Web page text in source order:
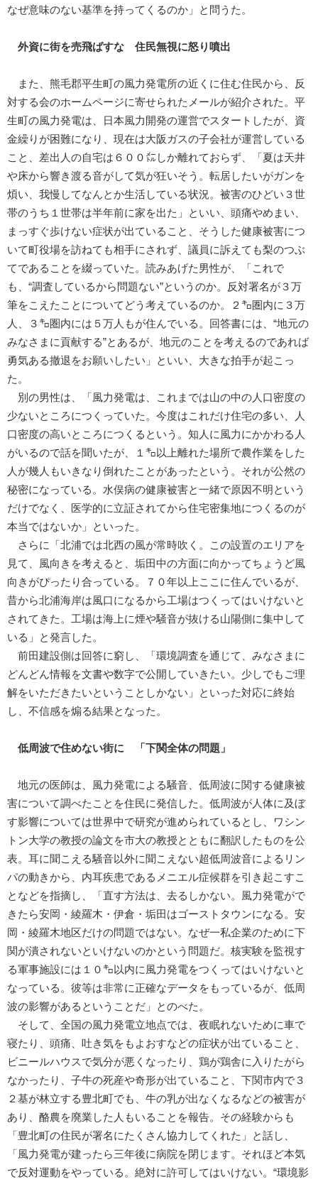
なぜ意味のない基準を持ってくるのか」と問うた。
外資に街を売飛ばすな 住民無視に怒り噴出
また、熊毛郡平生町の風力発電所の近くに住む住民から、反
対する会のホームページに寄せられたメールが紹介された。平
生町の風力発電は、日本風力開発の運営でスタートしたが、資
金繰りが困難になり、現在は大阪ガスの子会社が運営している
こと、差出人の自宅は６００㍍しか離れておらず、「夏は天井
や床から響き渡る音がして気が狂いそう。転居したいがガンを
煩い、我慢してなんとか生活している状況。被害のひどい３世
帯のうち１世帯は半年前に家を出た」といい、頭痛やめまい、
まっすぐ歩けない症状が出ていること、そうした健康被害につ
いて町役場を訪ねても相手にされず、議員に訴えても梨のつぶ
てであることを綴っていた。読みあげた男性が、「これで
も、“調査しているから問題ない”というのか。反対署名が３万
筆をこえたことについてどう考えているのか。２㌔圏内に３万
人、３㌔圏内には５万人もが住んでいる。回答書には、“地元の
みなさまに貢献する”とあるが、地元のことを考えるのであれば
勇気ある撤退をお願いしたい」といい、大きな拍手が起こっ
た。
別の男性は、「風力発電は、これまでは山の中の人口密度の
少ないところにつくっていた。今度はこれだけ住宅の多い、人
口密度の高いところにつくるという。知人に風力にかかわる人
がいるので話を聞いたが、１㌔以上離れた場所で農作業をした
人が幾人もいきなり倒れたことがあったという。それが公然の
秘密になっている。水俣病の健康被害と一緒で原因不明という
だけでなく、医学的に立証されてから住宅密集地につくるのが
本当ではないか」といった。
さらに「北浦では北西の風が常時吹く。この設置のエリアを
見て、風向きを考えると、垢田中の方面に向かってちょうど風
向きがぴったり合っている。７０年以上ここに住んでいるが、
昔から北浦海岸は風口になるから工場はつくってはいけないと
されてきた。工場は海上に煙や騒音が抜ける山陽側に集中して
いる」と発言した。
前田建設側は回答に窮し、「環境調査を通じて、みなさまに
どんどん情報を文書や数字で公開していきたい。少しでもご理
解をいただきたいということしかない」といった対応に終始
し、不信感を煽る結果となった。
低周波で住めない街に 「下関全体の問題」
地元の医師は、風力発電による騒音、低周波に関する健康被
害について調べたことを住民に発信した。低周波が人体に及ぼ
す影響については世界中で研究が進められているとし、ワシン
トン大学の教授の論文を市大の教授とともに翻訳したものを公
表。耳に聞こえる騒音以外に聞こえない超低周波音によるリン
パの動きから、内耳疾患であるメニエル症候群を引き起こすこ
となどを指摘し、「直す方法は、去るしかない。風力発電がで
きたら安岡・綾羅木・伊倉・垢田はゴーストタウンになる。安
岡・綾羅木地区だけの問題ではない。なぜ一私企業のために下
関が潰されないといけないのかという問題だ。核実験を監視す
る軍事施設には１０㌔以内に風力発電をつくってはいけないと
なっている。彼等は非常に正確なデータをもっているが、低周
波の影響があるということだ」とのべた。
そして、全国の風力発電立地点では、夜眠れないために車で
寝たり、頭痛、吐き気をもよおすなどの症状が出ていること、
ビニールハウスで気分が悪くなったり、鶏が鶏舎に入りたがら
なかったり、子牛の死産や奇形が出ていること、下関市内で３
２基が林立する豊北町でも、牛の乳が出なくなるなどの被害が
あり、酪農を廃業した人もいることを報告。その経験からも
「豊北町の住民が署名にたくさん協力してくれた」と話し、
「風力発電が建ったら三年後に病院を閉じます。それほど本気
で反対運動をやっている。絶対に許可してはいけない。“環境影